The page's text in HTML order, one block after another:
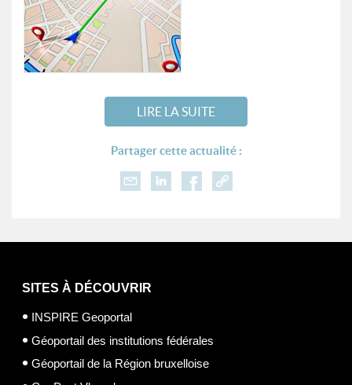
LIRE LA SUITE
Partager cette actualité :
SITES À DÉCOUVRIR
INSPIRE Geoportal
Géoportail des institutions fédérales
Géoportail de la Région bruxelloise